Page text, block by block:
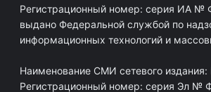
Регистрационный номер: серия ИА №
выдано Федеральной службой по
информационных технологий и
Наименование СМИ сетевого
Регистрационный номер: серия Эл №